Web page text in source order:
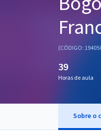
Questões grátis
(CÓDIGO:
39
Horas de aula
Sobre o